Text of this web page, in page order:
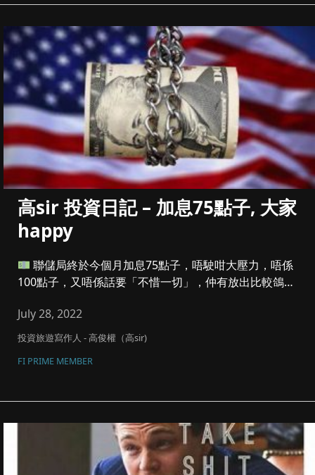
高sir 投資日記 – 加息75點子, 大家
happy
聯儲局終於今個月加息75點子，唔駛咁大壓力，唔係
100點子，又唔係話要「不惜一切」，仲有放出比較鴿既
July 28, 2022
投資旅遊寫作人 - 高俊權（高sir)
FI PRIME MEMBER